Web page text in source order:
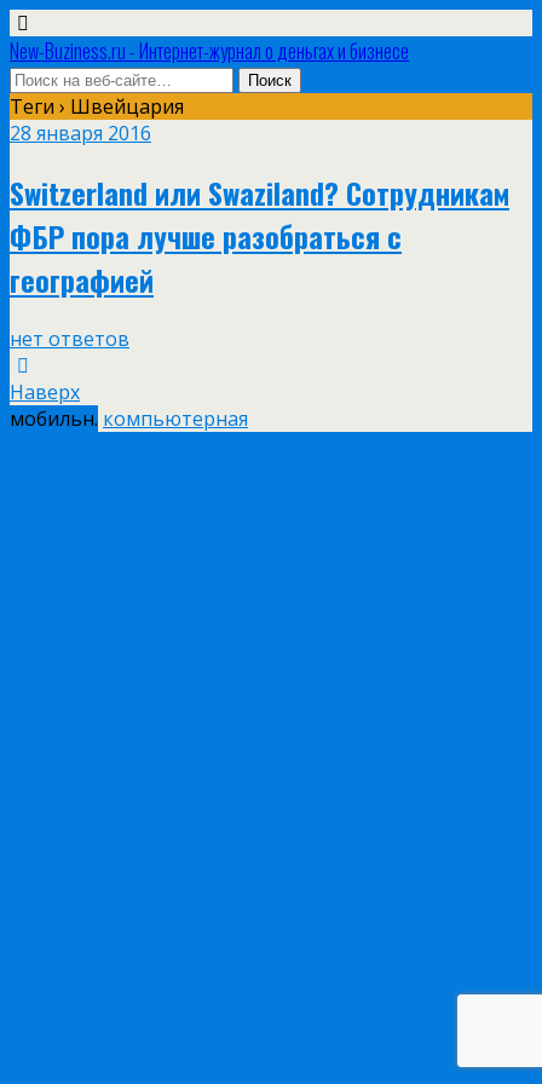
New-Buziness.ru - Интернет-журнал о деньгах и бизнесе
Теги › Швейцария
28 января 2016
Switzerland или Swaziland? Сотрудникам
ФБР пора лучше разобраться с
географией
нет ответов
Наверх
мобильн. компьютерная